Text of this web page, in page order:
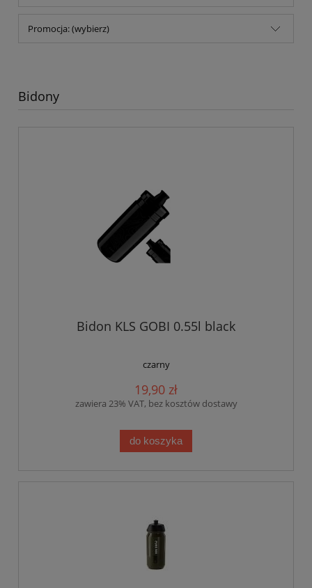
Promocja: (wybierz)
Bidony
Bidon KLS GOBI 0.55l black
czarny
19,90 zł
zawiera 23% VAT, bez kosztów dostawy
do koszyka